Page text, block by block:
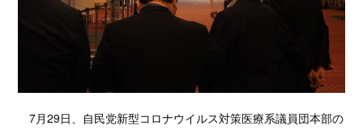
7月29日、自民党新型コロナウイルス対策医療系議員団本部の